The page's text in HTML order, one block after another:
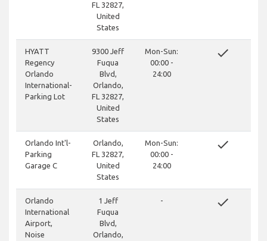
FL 32827,
United
States
HYATT
Regency
Orlando
International-
Parking Lot
9300 Jeff
Fuqua
Blvd,
Orlando,
FL 32827,
United
States
Mon-Sun:
00:00 -
24:00
done
Orlando Int'l-
Parking
Garage C
Orlando,
FL 32827,
United
States
Mon-Sun:
00:00 -
24:00
done
Orlando
International
Airport,
Noise
1 Jeff
Fuqua
Blvd,
Orlando,
- done